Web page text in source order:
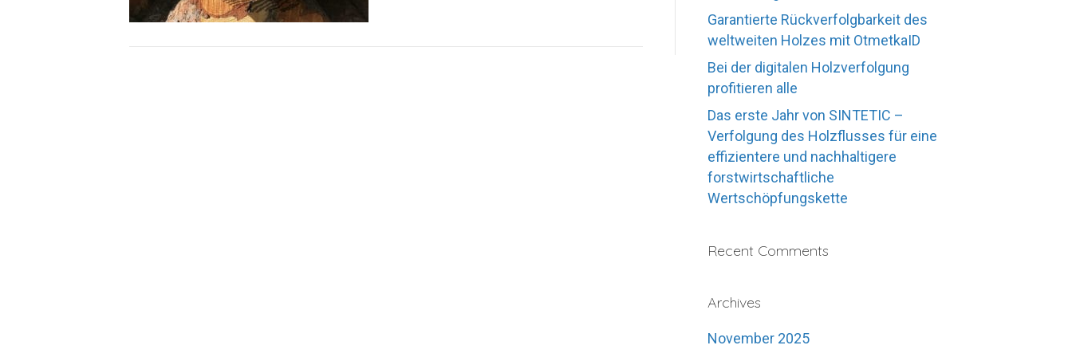
Garantierte Rückverfolgbarkeit des
weltweiten Holzes mit OtmetkaID
Bei der digitalen Holzverfolgung
profitieren alle
Das erste Jahr von SINTETIC –
Verfolgung des Holzflusses für eine
effizientere und nachhaltigere
forstwirtschaftliche
Wertschöpfungskette
Recent Comments
Archives
November 2025